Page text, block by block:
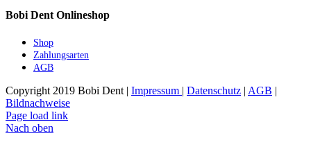
Bobi Dent Onlineshop
Shop
Zahlungsarten
AGB
Copyright 2019 Bobi Dent | Impressum | Datenschutz | AGB |
Bildnachweise
Page load link
Nach oben